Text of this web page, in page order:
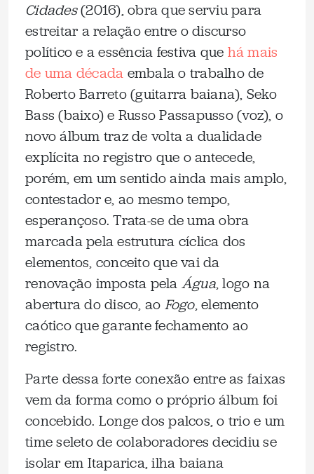
Cidades(2016), obra que serviu para
estreitar a relação entre o discurso
político e a essência festiva que há mais
de uma década embala o trabalho de
Roberto Barreto (guitarra baiana), Seko
Bass (baixo) e Russo Passapusso (voz), o
novo álbum traz de volta a dualidade
explícita no registro que o antecede,
porém, em um sentido ainda mais amplo,
contestador e, ao mesmo tempo,
esperançoso. Trata-se de uma obra
marcada pela estrutura cíclica dos
elementos, conceito que vai da
renovação imposta pela Água, logo na
abertura do disco, ao Fogo, elemento
caótico que garante fechamento ao
registro.
Parte dessa forte conexão entre as faixas
vem da forma como o próprio álbum foi
concebido. Longe dos palcos, o trio e um
time seleto de colaboradores decidiu se
isolar em Itaparica, ilha baiana